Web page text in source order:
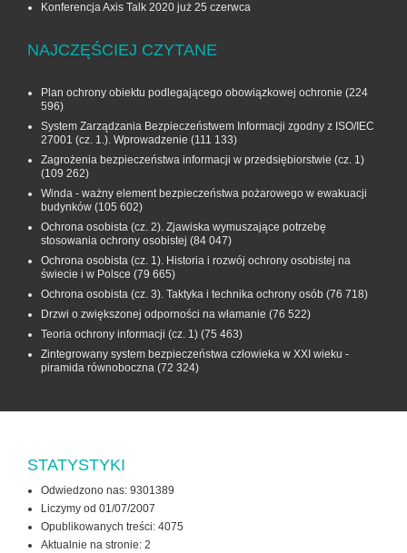
Konferencja Axis Talk 2020 już 25 czerwca
NAJCZĘŚCIEJ CZYTANE
Plan ochrony obiektu podlegającego obowiązkowej ochronie (224
596)
System Zarządzania Bezpieczeństwem Informacji zgodny z ISO/IEC
27001 (cz. 1.). Wprowadzenie (111 133)
Zagrożenia bezpieczeństwa informacji w przedsiębiorstwie (cz. 1)
(109 262)
Winda - ważny element bezpieczeństwa pożarowego w ewakuacji
budynków (105 602)
Ochrona osobista (cz. 2). Zjawiska wymuszające potrzebę
stosowania ochrony osobistej (84 047)
Ochrona osobista (cz. 1). Historia i rozwój ochrony osobistej na
świecie i w Polsce (79 665)
Ochrona osobista (cz. 3). Taktyka i technika ochrony osób (76 718)
Drzwi o zwiększonej odporności na włamanie (76 522)
Teoria ochrony informacji (cz. 1) (75 463)
Zintegrowany system bezpieczeństwa człowieka w XXI wieku -
piramida równoboczna (72 324)
STATYSTYKI
Odwiedzono nas: 9301389
Liczymy od 01/07/2007
Opublikowanych treści: 4075
Aktualnie na stronie: 2